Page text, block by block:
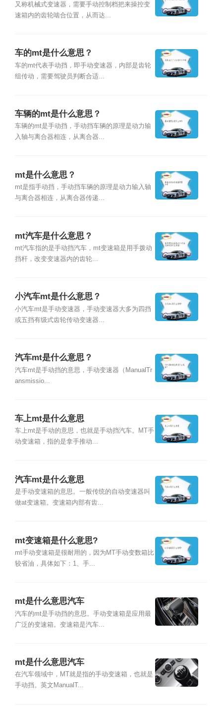
又称机械式变速器，需要手动控制档把来操控变
速箱内的齿轮啮合位置，从而达...
车的mt是什么意思？
车的mt代表手动挡，即手动变速器，内部是齿轮
组传动，需要驾驶员判断合适...
车辆的mt是什么意思？
车辆的mt是手动挡，手动挡车辆的原理是动力输
入轴与离合器相连，从离合器...
mt是什么意思？
mt是指手动挡，手动挡车辆的原理是动力输入轴
与离合器相连，从离合器传递...
mt汽车是什么意思？
mt汽车指的是手动挡汽车，mt变速箱是用手拨动
挡杆，改变变速器内的齿轮...
小汽车mt是什么意思？
小汽车mt是手动变速器，手动变速器大多为四挡
或五挡有级式齿轮传动变速器...
汽车mt是什么意思？
汽车mt是手动挡的意思，手动变速器（ManualTr
ansmissio...
车上mt是什么意思
车上mt是手动的意思，也就是手动挡汽车。MT手
动变速箱，指的是拿手推动...
汽车mt是什么意思
是手动变速箱的意思。一般传统的自动变速器叫
做at变速箱。变速箱内部有齿...
mt变速箱是什么意思?
mt手动变速箱是很耐用的，因为MT手动变数箱比
较省油，具体如下：1、手...
mt是什么意思汽车
汽车的mt是手动挡的意思。手动变速箱是应用最
广泛的变速箱。变速箱是汽车...
mt是什么意思汽车
在汽车领域中，MT就是指的手动变速箱，也就是
手动挡。英文ManualT...